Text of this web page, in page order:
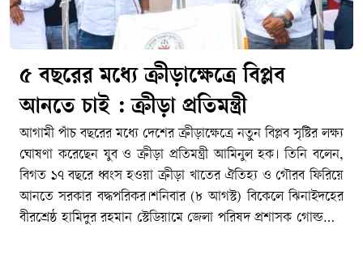
৫ বছরের মধ্যে ক্রীড়াক্ষেত্রে বিপ্লব
আনতে চাই : ক্রীড়া প্রতিমন্ত্রী
আগামী পাঁচ বছরের মধ্যে দেশের ক্রীড়াক্ষেত্রে নতুন বিপ্লব সৃষ্টির লক্ষ্য
ঘোষণা করেছেন যুব ও ক্রীড়া প্রতিমন্ত্রী আমিনুল হক। তিনি বলেন,
বিগত ১৭ বছরে ধ্বংস হওয়া ক্রীড়া খাতের ঐতিহ্য ও গৌরব ফিরিয়ে
আনতে সরকার বদ্ধপরিকর।শনিবার (৮ আগস্ট) বিকেলে ঝিনাইদহের
বীরশ্রেষ্ঠ হামিদুর রহমান স্টেডিয়ামে জেলা পরিষদ প্রশাসক গোল্ডকাপ